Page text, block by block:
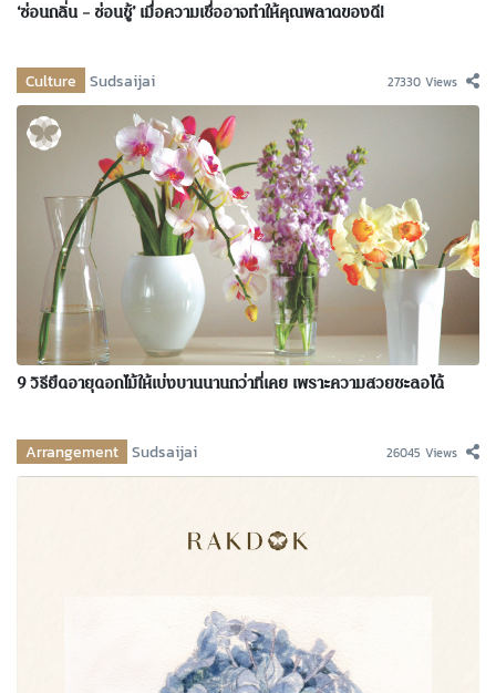
‘ซ่อนกลิ่น – ซ่อนชู้’ เมื่อความเชื่ออาจทำให้คุณพลาดของดี!
Culture Sudsaijai 27330 Views
9 วิธียืดอายุดอกไม้ให้เบ่งบานนานกว่าที่เคย เพราะความสวยชะลอได้
Arrangement Sudsaijai 26045 Views